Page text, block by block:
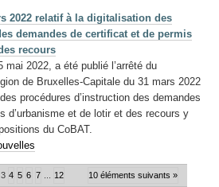
2022 relatif à la digitalisation des
demandes de certificat et de permis
recours
mai 2022, a été publié l’arrêté du
de Bruxelles-Capitale du 31 mars 2022
procédures d’instruction des demandes
d’urbanisme et de lotir et des recours y
du CoBAT.
10 éléments suivants »
3 4 5 6 7 12